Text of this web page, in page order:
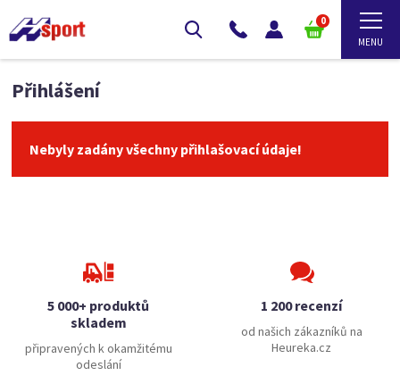
0
Přihlášení
Nebyly zadány všechny přihlašovací údaje!
5 000+ produktů
skladem
připravených k okamžitému
odeslání
1 200 recenzí
od našich zákazníků na
Heureka.cz